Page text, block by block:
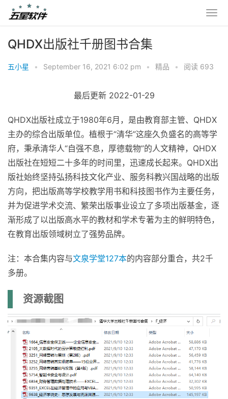
QHDX出版社千册图书合集
五小星 • September 16, 2021 6:02 pm • 精品 • 阅读 693
最后更新 2022-01-29
QHDX出版社成立于1980年6月，是由教育部主管、QHDX
主办的综合出版单位。植根于“清华”这座久负盛名的高等学
府，秉承清华人“自强不息，厚德载物”的人文精神，QHDX
出版社在短短二十多年的时间里，迅速成长起来。QHDX出
版社始终坚持弘扬科技文化产业、服务科教兴国战略的出版
方向，把出版高等学校教学用书和科技图书作为主要任务，
并为促进学术交流、繁荣出版事业设立了多项出版基金，逐
渐形成了以出版高水平的教材和学术专著为主的鲜明特色，
在教育出版领域树立了强势品牌。
注：本合集内容与文泉学堂127本的内容部分重合，共2千
多册。
资源截图